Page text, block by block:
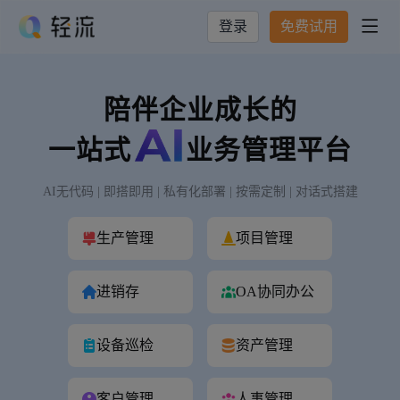
登录 免费试用 
陪伴企业成长的
一站式
业务管理平台
AI无代码 | 即搭即用 | 私有化部署 | 按需定制 | 对话式搭建
生产管理 项目管理
进销存 OA协同办公
设备巡检 资产管理